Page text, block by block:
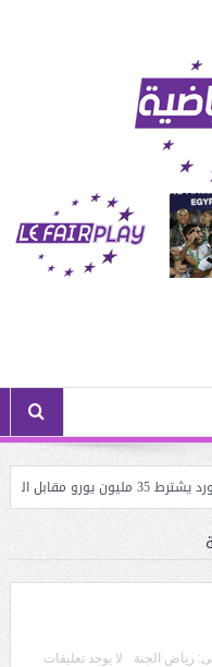
فيلا يُنــافس نيوكاسل على حــاج موسى
رياض الجنة
لا يوجد تعليقات